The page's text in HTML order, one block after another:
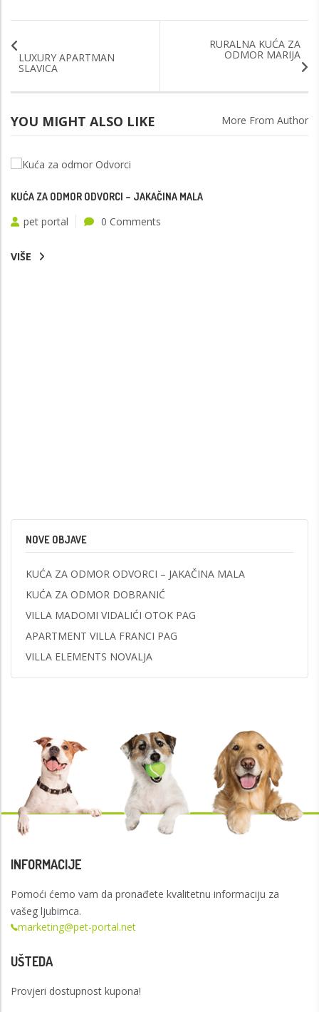
LUXURY APARTMAN
SLAVICA
RURALNA KUĆA ZA
ODMOR MARIJA
YOU MIGHT ALSO LIKE More From Author
KUĆA ZA ODMOR ODVORCI – JAKAČINA MALA
pet portal 0 Comments
VIŠE
NOVE OBJAVE
KUĆA ZA ODMOR ODVORCI – JAKAČINA MALA
KUĆA ZA ODMOR DOBRANIĆ
VILLA MADOMI VIDALIĆI OTOK PAG
APARTMENT VILLA FRANCI PAG
VILLA ELEMENTS NOVALJA
INFORMACIJE
Pomoći ćemo vam da pronađete kvalitetnu informaciju za
vašeg ljubimca.
marketing@pet-portal.net
UŠTEDA
Provjeri dostupnost kupona!